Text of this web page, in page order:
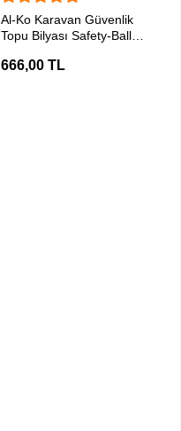
Al-Ko Karavan Güvenlik
Topu Bilyası Safety-Ball
666,00 TL